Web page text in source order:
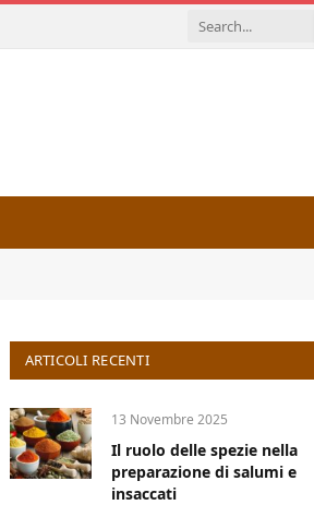
ARTICOLI RECENTI
13 Novembre 2025
Il ruolo delle spezie nella
preparazione di salumi e
insaccati